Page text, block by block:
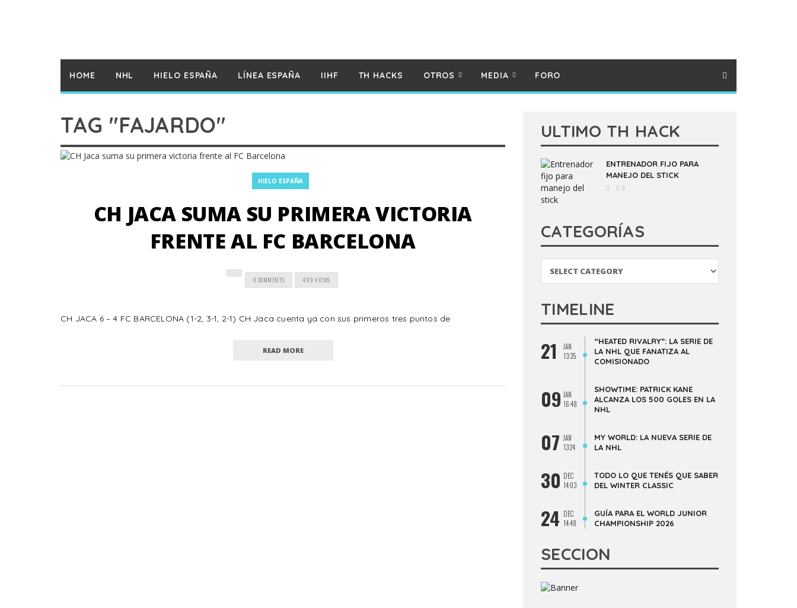
HOME NHL HIELO ESPAÑA LÍNEA ESPAÑA IIHF TH HACKS OTROS MEDIA FORO
TAG "FAJARDO"
HIELO ESPAÑA
CH JACA SUMA SU PRIMERA VICTORIA
FRENTE AL FC BARCELONA
0 COMMENTS 499 VIEWS
CH JACA 6 – 4 FC BARCELONA (1-2, 3-1, 2-1) CH Jaca cuenta ya con sus primeros tres puntos de
READ MORE
ULTIMO TH HACK
ENTRENADOR FIJO PARA
MANEJO DEL STICK
0
CATEGORÍAS
TIMELINE
21
JAN
13:35
“HEATED RIVALRY”: LA SERIE DE
LA NHL QUE FANATIZA AL
COMISIONADO
09 JAN
16:48
SHOWTIME: PATRICK KANE
ALCANZA LOS 500 GOLES EN LA
NHL
07 JAN
13:24
MY WORLD: LA NUEVA SERIE DE
LA NHL
30 DEC
14:03
TODO LO QUE TENÉS QUE SABER
DEL WINTER CLASSIC
24 DEC
14:48
GUÍA PARA EL WORLD JUNIOR
CHAMPIONSHIP 2026
SECCION